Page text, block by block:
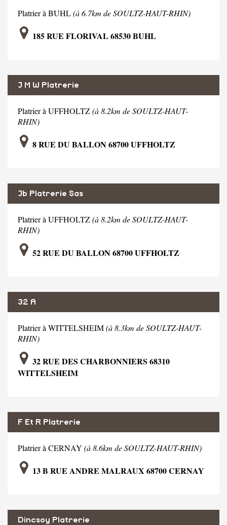
Platrier à BUHL(à 6.7km de SOULTZ-HAUT-RHIN)
185 RUE FLORIVAL 68530 BUHL
J M W Platrerie
Platrier à UFFHOLTZ(à 8.2km de SOULTZ-HAUT-
RHIN)
8 RUE DU BALLON 68700 UFFHOLTZ
Jb Platrerie Sas
Platrier à UFFHOLTZ(à 8.2km de SOULTZ-HAUT-
RHIN)
52 RUE DU BALLON 68700 UFFHOLTZ
32 A
Platrier à WITTELSHEIM(à 8.3km de SOULTZ-HAUT-
RHIN)
32 RUE DES CHARBONNIERS 68310
WITTELSHEIM
F Et R Platrerie
Platrier à CERNAY (à 8.6km de SOULTZ-HAUT-RHIN)
13 B RUE ANDRE MALRAUX 68700 CERNAY
Dincsoy Platrerie